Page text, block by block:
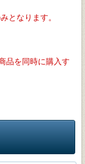
となります。
品を同時に購入す